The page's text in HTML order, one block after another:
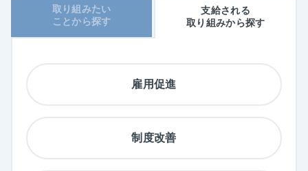
取り組みたい
ことから探す
支給される
取り組みから探す
雇用促進
制度改善